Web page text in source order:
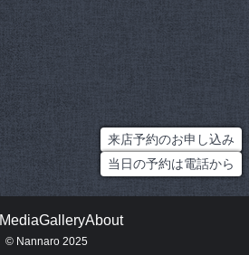
来店予約のお申し込み
当日の予約は電話から
MediaGalleryAbout
© Nannaro 2025